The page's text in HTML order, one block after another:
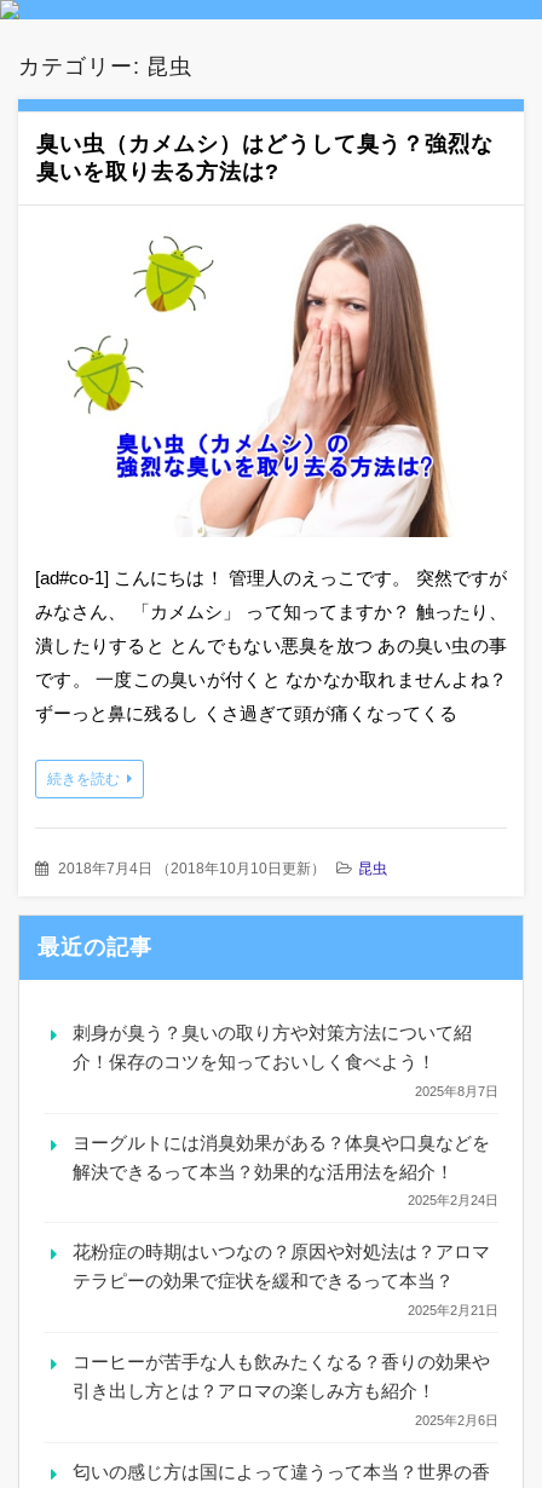
カテゴリー: 昆虫
臭い虫（カメムシ）はどうして臭う？強烈な
臭いを取り去る方法は?
[ad#co-1] こんにちは！ 管理人のえっこです。 突然ですが
みなさん、 「カメムシ」 って知ってますか？ 触ったり、
潰したりすると とんでもない悪臭を放つ あの臭い虫の事
です。 一度この臭いが付くと なかなか取れませんよね？
ずーっと鼻に残るし くさ過ぎて頭が痛くなってくる
続きを読む
2018年7月4日 （2018年10月10日更新） 昆虫
最近の記事
刺身が臭う？臭いの取り方や対策方法について紹
介！保存のコツを知っておいしく食べよう！
2025年8月7日
ヨーグルトには消臭効果がある？体臭や口臭などを
解決できるって本当？効果的な活用法を紹介！
2025年2月24日
花粉症の時期はいつなの？原因や対処法は？アロマ
テラピーの効果で症状を緩和できるって本当？
2025年2月21日
コーヒーが苦手な人も飲みたくなる？香りの効果や
引き出し方とは？アロマの楽しみ方も紹介！
2025年2月6日
匂いの感じ方は国によって違うって本当？世界の香